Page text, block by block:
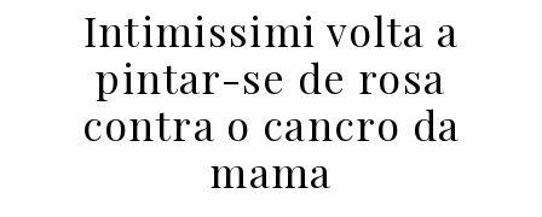
Intimissimi volta a
pintar-se de rosa
contra o cancro da
mama